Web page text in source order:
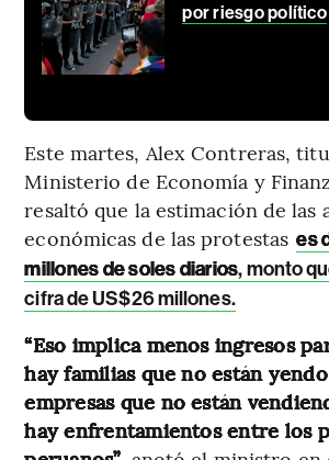
por riesgo político
Este martes, Alex Contreras,
Ministerio de Economía y
resaltó que la estimación de las
económicas de las protestas es
millones de soles diarios, monto
cifra de US$26 millones.
“Eso implica menos ingresos
hay familias que no están
empresas que no están
hay enfrentamientos entre los